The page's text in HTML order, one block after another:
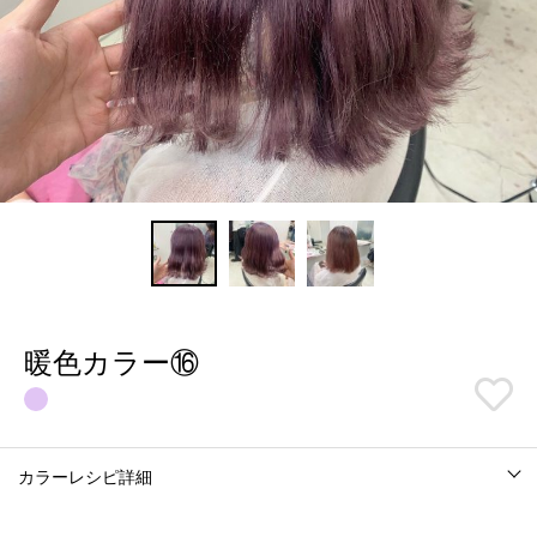
暖色カラー⑯
カラーレシピ詳細